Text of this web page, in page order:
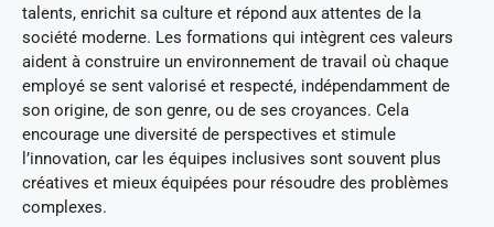
talents, enrichit sa culture et répond aux attentes de la
société moderne. Les formations qui intègrent ces valeurs
aident à construire un environnement de travail où chaque
employé se sent valorisé et respecté, indépendamment de
son origine, de son genre, ou de ses croyances. Cela
encourage une diversité de perspectives et stimule
l’innovation, car les équipes inclusives sont souvent plus
créatives et mieux équipées pour résoudre des problèmes
complexes.